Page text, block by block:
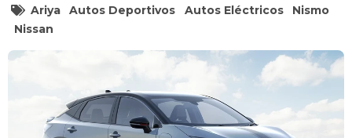
Ariya Autos Deportivos Autos Eléctricos
Nismo
Nissan